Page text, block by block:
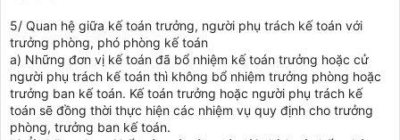
5/ Quan hệ giữa kế toán trưởng, người phụ trách kế toán với
trưởng phòng, phó phòng kế toán
a) Những đơn vị kế toán đã bổ nhiệm kế toán trưởng hoặc cử
người phụ trách kế toán thì không bổ nhiệm trưởng phòng hoặc
trưởng ban kế toán. Kế toán trưởng hoặc người phụ trách kế
toán sẽ đồng thời thực hiện các nhiệm vụ quy định cho trưởng
phòng, trưởng ban kế toán.